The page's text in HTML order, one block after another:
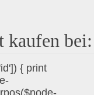
kaufen bei:
{ print